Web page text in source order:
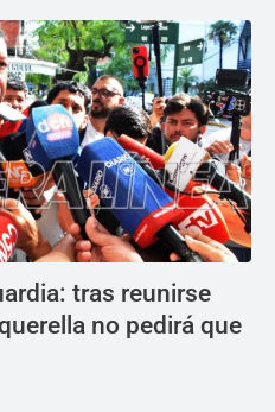
tras reunirse
no pedirá que